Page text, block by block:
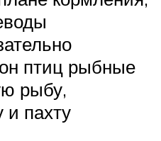
птиц рыбные
рыбу,
и пахту